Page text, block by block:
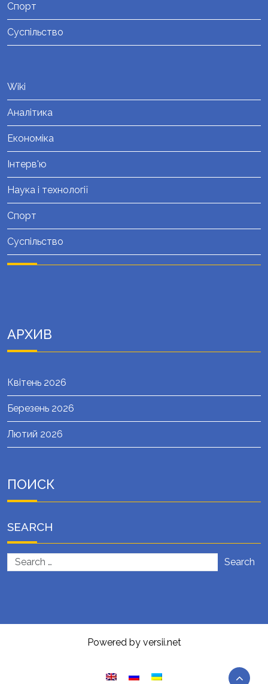
Спорт
Суспільство
Wiki
Аналітика
Економіка
Інтерв'ю
Наука і технології
Спорт
Суспільство
АРХИВ
Квітень 2026
Березень 2026
Лютий 2026
ПОИСК
SEARCH
Search
Powered by versii.net